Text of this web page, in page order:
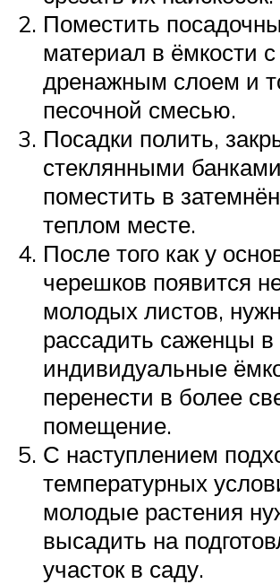
Поместить
материал в ёмкости
дренажным слоем и
песочной смесью.
Посадки полить,
стеклянными
поместить в
теплом месте.
После того как у
черешков появится
молодых листов,
рассадить саженцы в
индивидуальные
перенести в более
помещение.
С наступлением
температурных
молодые растения
высадить на
участок в саду.